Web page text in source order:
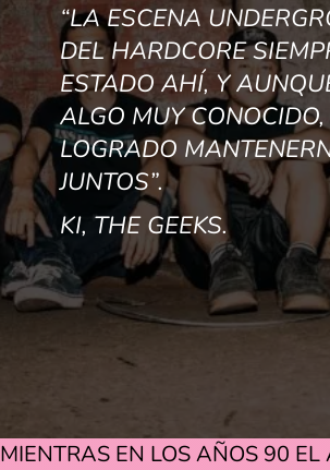
“LA ESCENA
DEL HARDCORE
ESTADO AHÍ, Y
ALGO MUY
LOGRADO
JUNTOS”.
KI, THE GEEKS.
MIENTRAS EN LOS AÑOS 90 EL